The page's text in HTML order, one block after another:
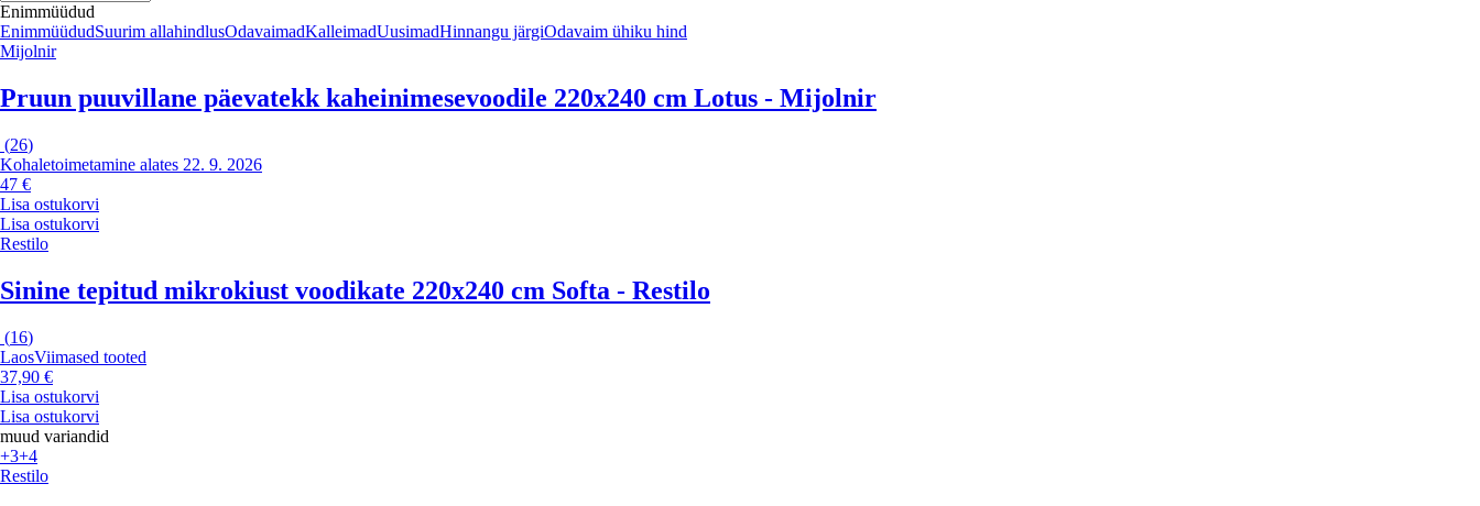
Enimmüüdud
EnimmüüdudSuurim allahindlusOdavaimadKalleimadUusimadHinnangu järgiOdavaim ühiku hind
Mijolnir
Pruun puuvillane päevatekk kaheinimesevoodile 220x240 cm Lotus - Mijolnir
(26)
Kohaletoimetamine alates 22. 9. 2026
47 €
Lisa ostukorvi
Lisa ostukorvi
Restilo
Sinine tepitud mikrokiust voodikate 220x240 cm Softa - Restilo
(16)
LaosViimased tooted
37,90 €
Lisa ostukorvi
Lisa ostukorvi
muud variandid
+3+4
Restilo